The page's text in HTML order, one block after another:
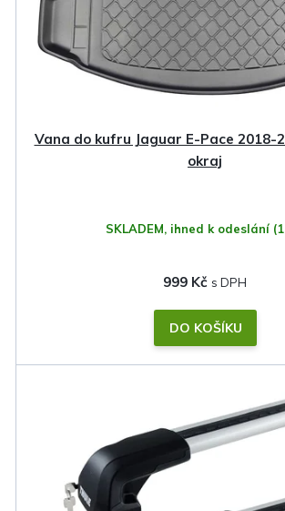
Vana do kufru Jaguar E-Pace 2018-
okraj
SKLADEM, ihned k odeslání
999 Kč
DO KOŠÍKU